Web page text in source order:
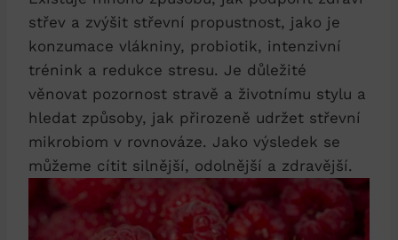
střev a zvýšit střevní propustnost, jako je
konzumace vlákniny, probiotik, intenzivní
trénink a redukce stresu. Je důležité
věnovat pozornost stravě a životnímu stylu a
hledat způsoby, jak přirozeně udržet střevní
mikrobiom v rovnováze. Jako výsledek se
můžeme cítit silnější, odolnější a zdravější.